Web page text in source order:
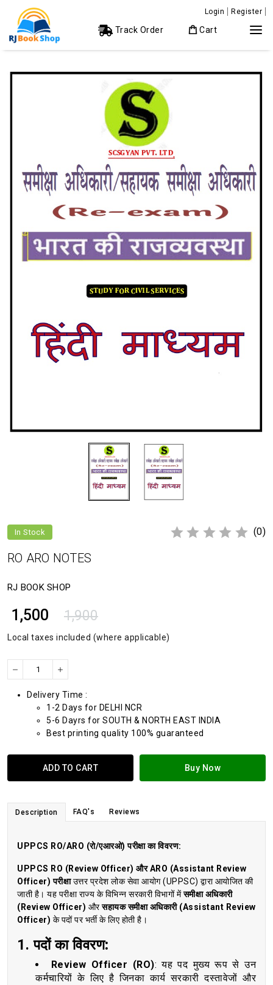
Login Register
Track Order Cart
In Stock (0)
RO ARO NOTES
RJ BOOK SHOP
₹ 1,500 1,900
Local taxes included (where applicable)
Delivery Time :
1-2 Days for DELHI NCR
5-6 Dayrs for SOUTH & NORTH EAST INDIA
Best printing quality 100% guaranteed
ADD TO CART Buy Now
Description FAQ's Reviews
UPPCS RO/ARO (रो/एआरओ) परीक्षा का विवरण:
UPPCS RO (Review Officer) और ARO (Assistant Review
Officer) परीक्षाउत्तर प्रदेश लोक सेवा आयोग (UPPSC) द्वारा आयोजित की
जाती है। यह परीक्षा राज्य के विभिन्न सरकारी विभागों मेंसमीक्षा अधिकारी
(Review Officer) औरसहायक समीक्षा अधिकारी (Assistant Review
Officer) के पदों पर भर्ती के लिए होती है।
1.पदों का विवरण:
Review Officer (RO): यह पद मुख्य रूप से उन
कर्मचारियों के लिए है जिनका कार्य सरकारी दस्तावेजों और